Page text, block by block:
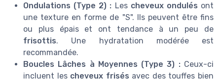
Ondulations (Type 2) : Les cheveux ondulés ont
une texture en forme de "S". Ils peuvent être fins
ou plus épais et ont tendance à un peu de
frisottis. Une hydratation modérée est
recommandée.
Boucles Lâches à Moyennes (Type 3) :Ceux-ci
incluent les cheveux frisés avec des touffes bien